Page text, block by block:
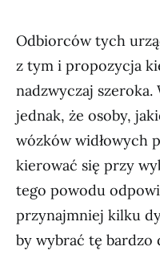
Odbiorców tych
z tym i propozycja
nadzwyczaj
jednak, że osoby,
wózków widłowych
kierować się przy
tego powodu
przynajmniej kilku
by wybrać tę bardzo